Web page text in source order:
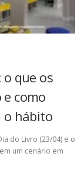
o que os
como
o hábito
do Livro (23/04) e o
um cenário em